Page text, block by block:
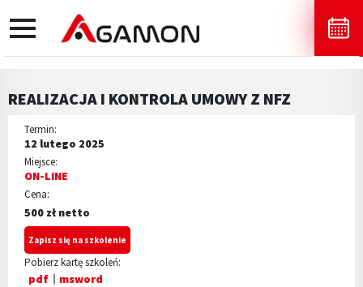
toggle
navigation
REALIZACJA I KONTROLA UMOWY Z NFZ
Termin:
12 lutego 2025
Miejsce:
ON-LINE
Cena:
500 zł netto
Zapisz się na szkolenie
Pobierz kartę szkoleń:
pdf msword